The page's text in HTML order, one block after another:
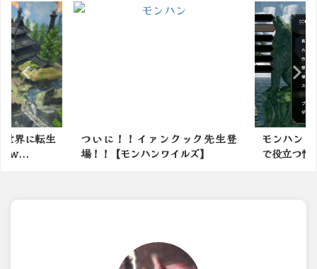
ァンクック先生登
ハンワイルズ】
モンハンブロガーが選ぶ「ライズ
で役立つ情報・小ネタ」1...